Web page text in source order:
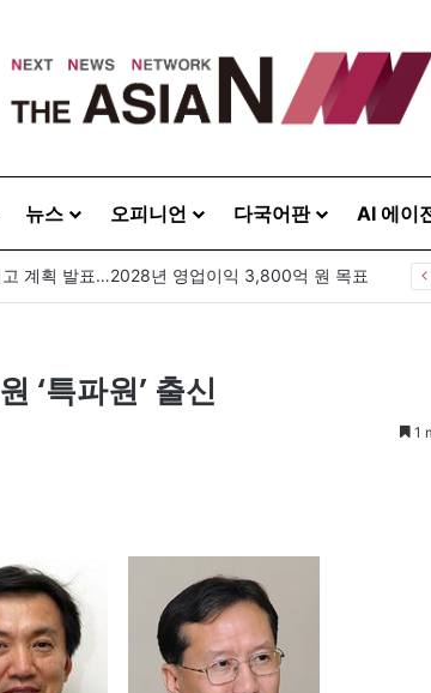
뉴스 오피니언 다국어판 AI 에이
고 계획 발표…2028년 영업이익 3,800억 원 목표
‘특파원’ 출신
1